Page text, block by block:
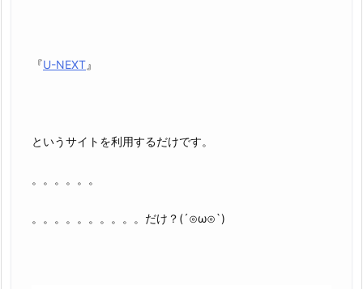
『U-NEXT』
というサイトを利用するだけです。
。。。。。。
。。。。。。。。。。だけ？(´⊙ω⊙`)